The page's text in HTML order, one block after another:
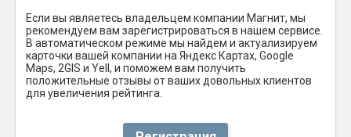
Если вы являетесь владельцем компании Магнит, мы
рекомендуем вам зарегистрироваться в нашем сервисе.
В автоматическом режиме мы найдем и актуализируем
карточки вашей компании на Яндекс Картах, Google
Maps, 2GIS и Yell, и поможем вам получить
положительные отзывы от ваших довольных клиентов
для увеличения рейтинга.